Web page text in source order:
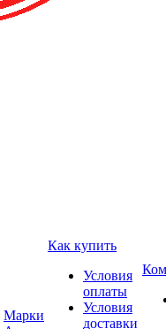
Марки
Как купить
Условия
оплаты
Условия
доставки